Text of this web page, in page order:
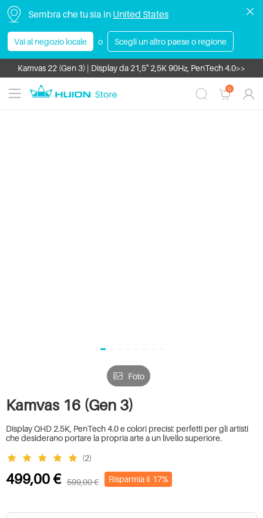
Sembra che tu sia in United States
Vai al negozio locale o Scegli un altro paese o regione
Huion Note E | Il taccuino elettronico >>
Saldi Estivi Huion | Sconto fino a 700 € >>
Kamvas 22 (Gen 3) | Display da 21,5'' 2,5K 90Hz, PenTech 4.0>>
Kamvas Pro 16 V2 | La tua scelta di qualità. >>
0
Foto
Kamvas 16 (Gen 3)
Display QHD 2.5K, PenTech 4.0 e colori precisi: perfetti per gli artisti
che desiderano portare la propria arte a un livello superiore.
(2)
499,00 € 599,00 € Risparmia il 17%